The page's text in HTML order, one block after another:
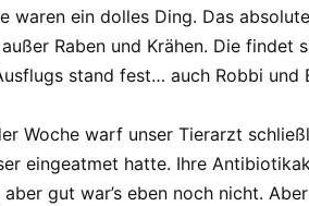
waren ein dolles Ding. Das
Raben und Krähen. Die findet
stand fest… auch Robbi und
Woche warf unser Tierarzt
eingeatmet hatte. Ihre
gut war’s eben noch nicht.